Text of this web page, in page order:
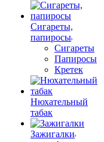
Сигареты,
папиросы
Сигареты
Папиросы
Кретек
Нюхательный
табак
Зажигалки